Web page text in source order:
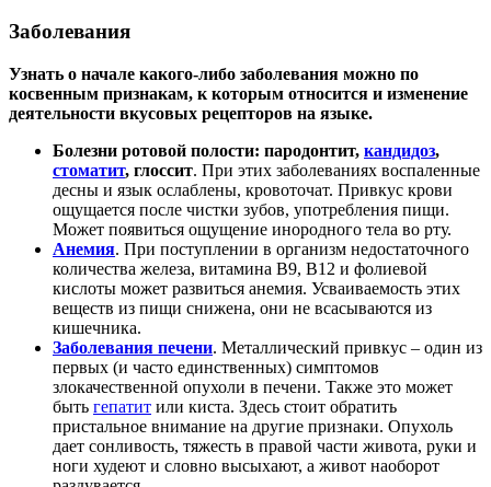
Заболевания
Узнать о начале какого-либо заболевания можно по
косвенным признакам, к которым относится и изменение
деятельности вкусовых рецепторов на языке.
Болезни ротовой полости: пародонтит, кандидоз,
стоматит, глоссит. При этих заболеваниях воспаленные
десны и язык ослаблены, кровоточат. Привкус крови
ощущается после чистки зубов, употребления пищи.
Может появиться ощущение инородного тела во рту.
Анемия. При поступлении в организм недостаточного
количества железа, витамина В9, В12 и фолиевой
кислоты может развиться анемия. Усваиваемость этих
веществ из пищи снижена, они не всасываются из
кишечника.
Заболевания печени. Металлический привкус – один из
первых (и часто единственных) симптомов
злокачественной опухоли в печени. Также это может
быть гепатит или киста. Здесь стоит обратить
пристальное внимание на другие признаки. Опухоль
дает сонливость, тяжесть в правой части живота, руки и
ноги худеют и словно высыхают, а живот наоборот